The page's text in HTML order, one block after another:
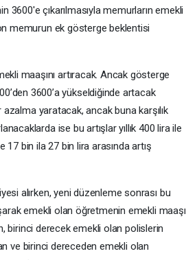
çıkarılmasıyla memurların emekli
memurun ek gösterge beklentisi
maaşını artıracak. Ancak gösterge
3600’a yükseldiğinde artacak
yaratacak, ancak buna karşılık
ise bu artışlar yıllık 400 lira ile
17 bin ila 27 bin lira arasında artış
alırken, yeni düzenleme sonrası bu
emekli olan öğretmenin emekli maaşı
birinci derecek emekli olan polislerin
ve birinci dereceden emekli olan